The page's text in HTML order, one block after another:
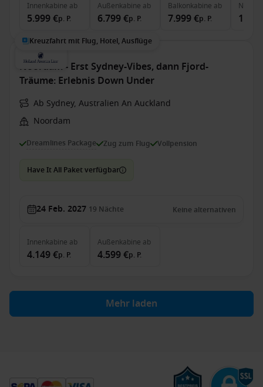
Innenkabine ab
5.999 €p. P.
Außenkabine ab
6.799 €p. P.
Balkonkabine ab
7.999 €p. P.
Kreuzfahrt mit Flug, Hotel, Ausflüge
Noordam - Erst Sydney-Vibes, dann Fjord-
Träume: Erlebnis Down Under
Ab Sydney, Australien An Auckland
Noordam
Dreamlines Package Zug zum Flug Vollpension
Have It All Paket verfügbar
24 Feb. 2027 19 Nächte Keine alternativen
Innenkabine ab
4.149 €p. P.
Außenkabine ab
4.599 €p. P.
Mehr laden